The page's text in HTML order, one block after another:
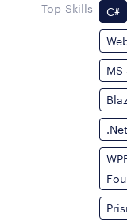
Top-Skills C#
MS